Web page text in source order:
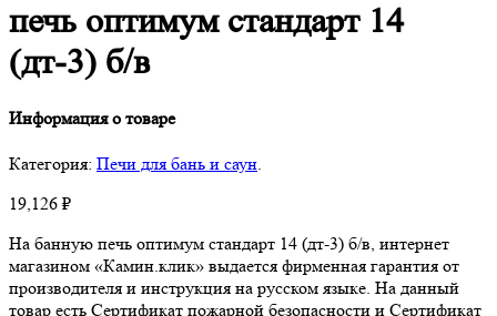
печь оптимум стандарт 14
(дт-3) б/в
Информация о товаре
Категория: Печи для бань и саун.
19,126 ₽
На банную печь оптимум стандарт 14 (дт-3) б/в, интернет
магазином «Камин.клик» выдается фирменная гарантия от
производителя и инструкция на русском языке. На данный
товар есть Сертификат пожарной безопасности и Сертификат